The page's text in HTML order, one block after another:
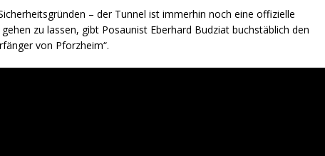
– der Tunnel ist immerhin noch eine offizielle
zu lassen, gibt Posaunist Eberhard Budziat buchstäblich den
von Pforzheim“.